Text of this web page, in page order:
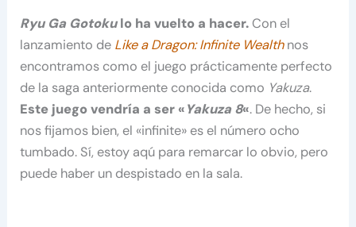
Ryu Ga Gotokulo ha vuelto a hacer.Con el
lanzamiento de Like a Dragon: Infinite Wealthnos
encontramos como el juego prácticamente perfecto
de la saga anteriormente conocida como Yakuza.
Este juego vendría a ser «Yakuza 8«. De hecho, si
nos fijamos bien, el «infinite» es el número ocho
tumbado. Sí, estoy aqú para remarcar lo obvio, pero
puede haber un despistado en la sala.